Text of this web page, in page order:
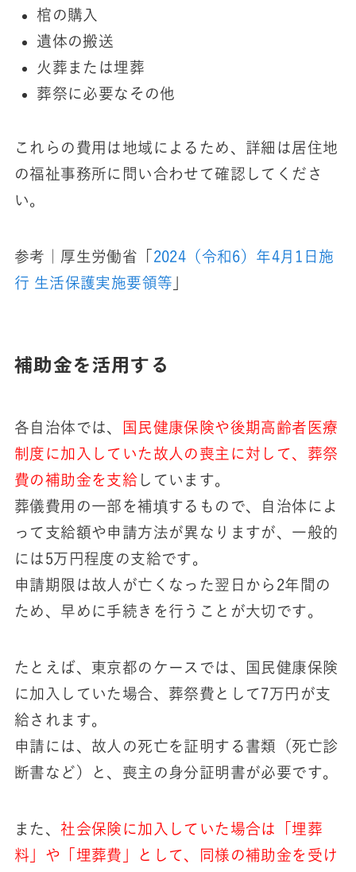
棺の購入
遺体の搬送
火葬または埋葬
葬祭に必要なその他
これらの費用は地域によるため、詳細は居住地
の福祉事務所に問い合わせて確認してくださ
い。
参考｜厚生労働省「 2024（令和6）年4月1日施
行 生活保護実施要領等
補助金を活用する
各自治体では、
国民健康保険や後期高齢者医療
制度に加入していた故人の喪主に対して、葬祭
費の補助金を支給 しています。
葬儀費用の一部を補填するもので、自治体によ
って支給額や申請方法が異なりますが、一般的
には5万円程度の支給です。
申請期限は故人が亡くなった翌日から2年間の
ため、早めに手続きを行うことが大切です。
たとえば、東京都のケースでは、国民健康保険
に加入していた場合、葬祭費として7万円が支
給されます。
申請には、故人の死亡を証明する書類（死亡診
断書など）と、喪主の身分証明書が必要です。
また、 社会保険に加入していた場合は「埋葬
料」や「埋葬費」として、同様の補助金を受け